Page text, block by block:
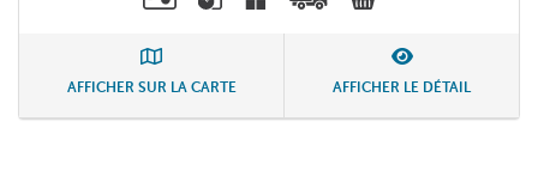
AFFICHER SUR LA CARTE AFFICHER LE DÉTAIL